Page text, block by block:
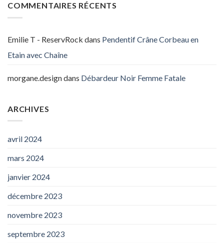
COMMENTAIRES RÉCENTS
Emilie T - ReservRock dans Pendentif Crâne Corbeau en
Etain avec Chaîne
morgane.designdans Débardeur Noir Femme Fatale
ARCHIVES
avril 2024
mars 2024
janvier 2024
décembre 2023
novembre 2023
septembre 2023